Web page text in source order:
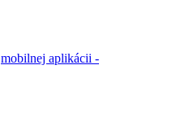
mobilnej aplikácii -